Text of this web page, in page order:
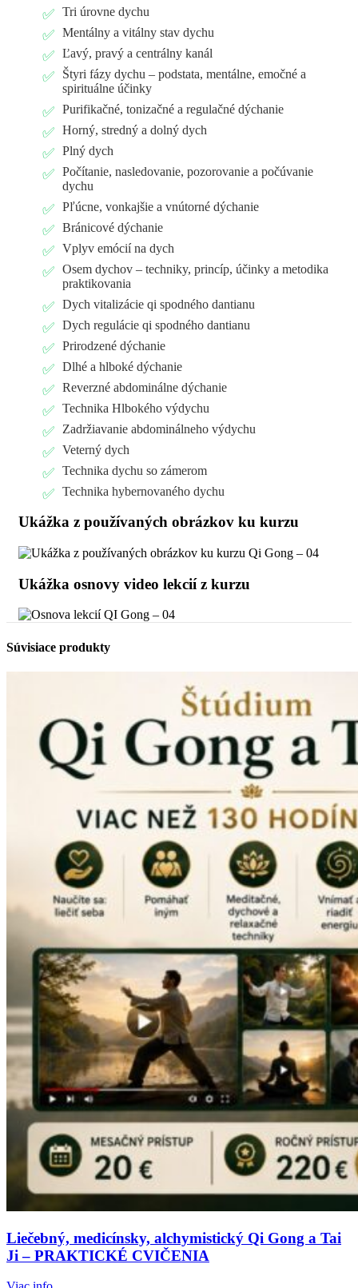
Tri úrovne dychu
Mentálny a vitálny stav dychu
Ľavý, pravý a centrálny kanál
Štyri fázy dychu – podstata, mentálne, emočné a
spirituálne účinky
Purifikačné, tonizačné a regulačné dýchanie
Horný, stredný a dolný dych
Plný dych
Počítanie, nasledovanie, pozorovanie a počúvanie
dychu
Pľúcne, vonkajšie a vnútorné dýchanie
Bránicové dýchanie
Vplyv emócií na dych
Osem dychov – techniky, princíp, účinky a metodika
praktikovania
Dych vitalizácie qi spodného dantianu
Dych regulácie qi spodného dantianu
Prirodzené dýchanie
Dlhé a hlboké dýchanie
Reverzné abdominálne dýchanie
Technika Hlbokého výdychu
Zadržiavanie abdominálneho výdychu
Veterný dych
Technika dychu so zámerom
Technika hybernovaného dychu
Ukážka z používaných obrázkov ku kurzu
Ukážka osnovy video lekcií z kurzu
Súvisiace produkty
Liečebný, medicínsky, alchymistický Qi Gong a Tai
Ji – PRAKTICKÉ CVIČENIA